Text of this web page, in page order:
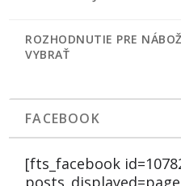
ROZHODNUTIE PRE
VYBRAŤ
FACEBOOK
[fts_facebook